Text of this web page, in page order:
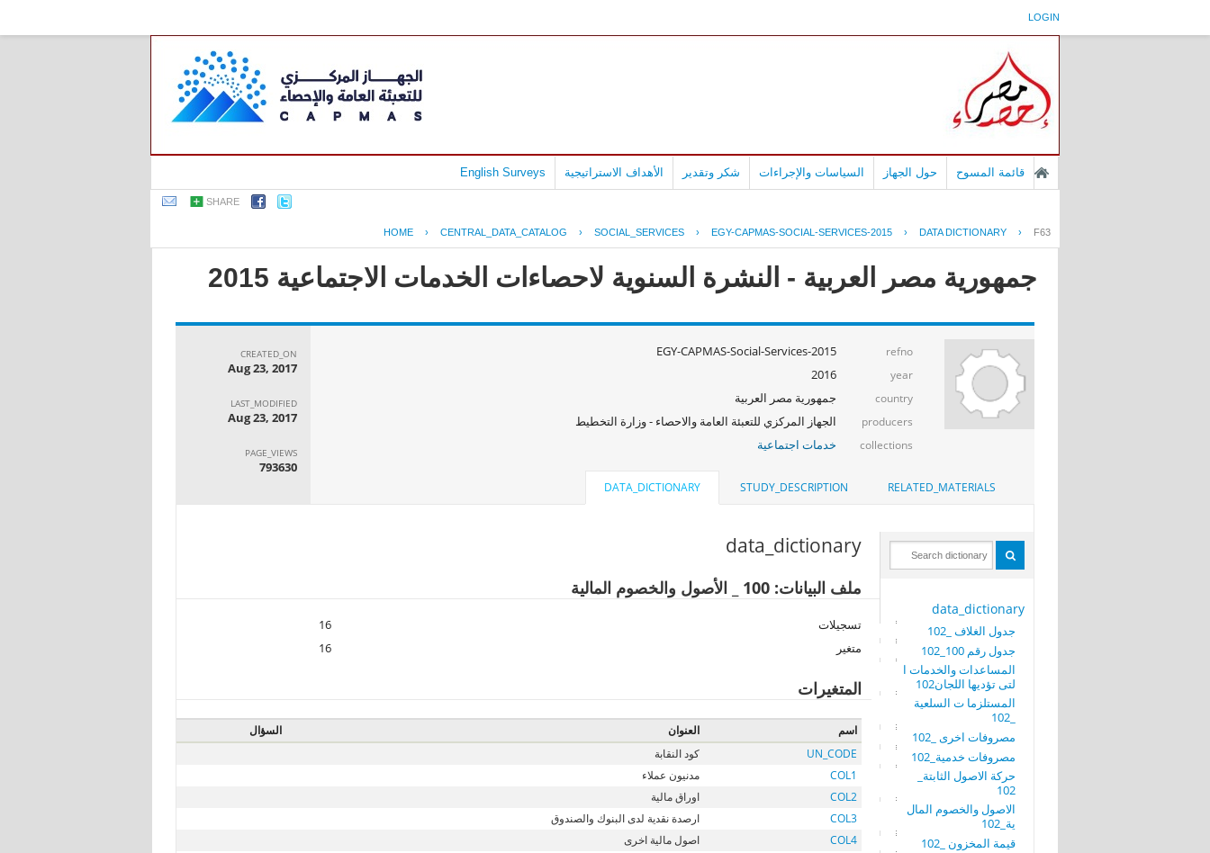
LOGIN
قائمة المسوح حول الجهاز السياسات والإجراءات شكر وتقدير الأهداف الاستراتيجية English Surveys
SHARE
HOME › CENTRAL_DATA_CATALOG › SOCIAL_SERVICES › EGY-CAPMAS-SOCIAL-SERVICES-2015 › DATA DICTIONARY › F63
جمهورية مصر العربية - النشرة السنوية لاحصاءات الخدمات الاجتماعية 2015
refno
EGY-CAPMAS-Social-Services-2015
year
2016
country جمهورية مصر العربية
producers الجهاز المركزي للتعبئة العامة والاحصاء - وزارة التخطيط
collections خدمات اجتماعية
CREATED_ON
Aug 23, 2017
LAST_MODIFIED
Aug 23, 2017
PAGE_VIEWS
793630
RELATED_MATERIALS
STUDY_DESCRIPTION
DATA_DICTIONARY
data_dictionary
جدول الغلاف _102
جدول رقم 100_102
المساعدات والخدمات ا
لتى تؤديها اللجان102
المستلزما ت السلعية
مصروفات اخرى _102
مصروفات خدمية_102
حركة الاصول الثابتة_
102
الاصول والخصوم المال
ية_102
قيمة المخزون _102
data_dictionary
ملف البيانات: 100 _ الأصول والخصوم المالية
تسجيلات
16
متغير
16
المتغيرات
اسم العنوان
السؤال
UN_CODE
كود النقابة
COL1
مدنيون عملاء
COL2
اوراق مالية
COL3
ارصدة نقدية لدى البنوك والصندوق
COL4
اصول مالية اخرى